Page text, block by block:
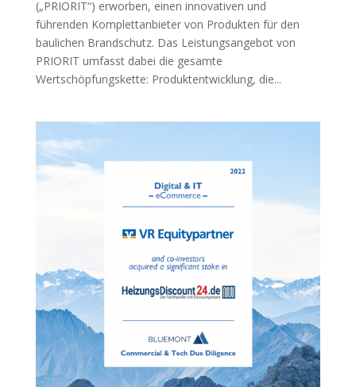
(„PRIORIT“) erworben, einen innovativen und
führenden Komplettanbieter von Produkten für den
baulichen Brandschutz. Das Leistungsangebot von
PRIORIT umfasst dabei die gesamte
Wertschöpfungskette: Produktentwicklung, die...